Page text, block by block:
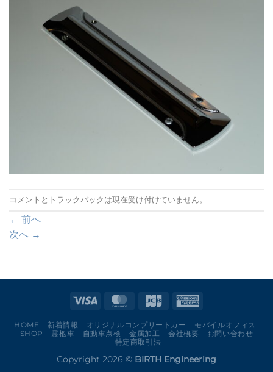
コメントとトラックバックは現在受け付けていません。
← 前へ
次へ →
HOME 新着情報 オリジナルコンプリートカー
モバイルオフィス
SHOP
霊柩車 自動車点検 金属加工 会社概要
お問い合わせ
特定商取引法
Copyright 2026 © BIRTH Engineering